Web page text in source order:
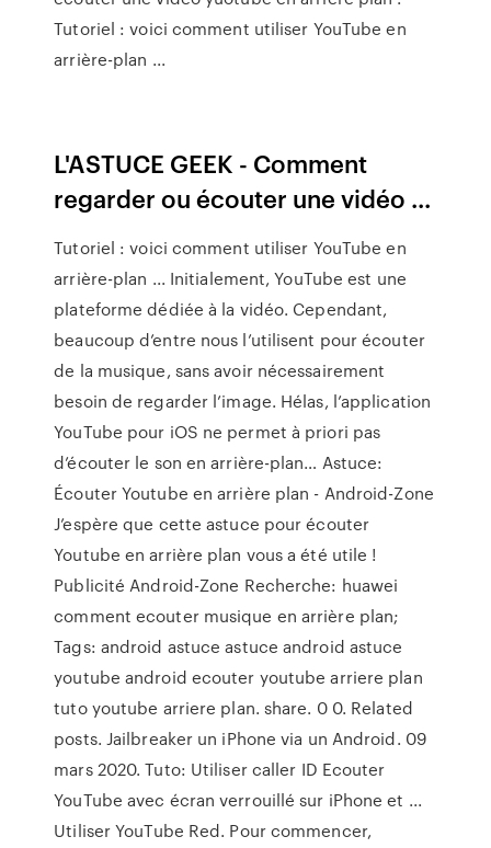
Tutoriel : voici comment utiliser YouTube en
arrière-plan ...
L'ASTUCE GEEK - Comment
regarder ou écouter une vidéo ...
Tutoriel : voici comment utiliser YouTube en
arrière-plan ... Initialement, YouTube est une
plateforme dédiée à la vidéo. Cependant,
beaucoup d’entre nous l’utilisent pour écouter
de la musique, sans avoir nécessairement
besoin de regarder l’image. Hélas, l’application
YouTube pour iOS ne permet à priori pas
d’écouter le son en arrière-plan… Astuce:
Écouter Youtube en arrière plan - Android-Zone
J’espère que cette astuce pour écouter
Youtube en arrière plan vous a été utile !
Publicité Android-Zone Recherche: huawei
comment ecouter musique en arrière plan;
Tags: android astuce astuce android astuce
youtube android ecouter youtube arriere plan
tuto youtube arriere plan. share. 0 0. Related
posts. Jailbreaker un iPhone via un Android. 09
mars 2020. Tuto: Utiliser caller ID Ecouter
YouTube avec écran verrouillé sur iPhone et ...
Utiliser YouTube Red. Pour commencer,